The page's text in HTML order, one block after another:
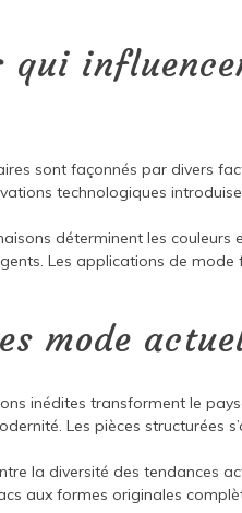
qui
sont façonnés par divers
technologiques
déterminent les couleurs
Les applications de
mode
inédites transforment le
Les pièces structurées
la diversité des tendances
aux formes originales